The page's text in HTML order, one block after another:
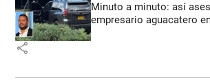
Minuto a minuto: así
empresario aguacatero
share